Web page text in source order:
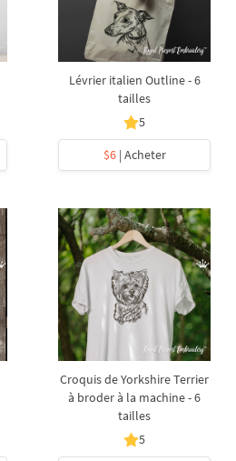
Lévrier italien Outline - 6
tailles
5
$6| Acheter
Croquis de Yorkshire Terrier
à broder à la machine - 6
tailles
5